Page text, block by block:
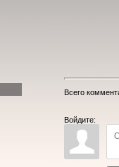
Всего
Войдите: